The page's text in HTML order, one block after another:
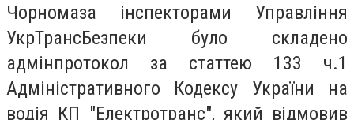
Чорномаза інспекторами Управління
УкрТрансБезпеки було складено
адмінпротокол за статтею 133 ч.1
Адміністративного Кодексу України на
водія КП "Електротранс", який відмовив